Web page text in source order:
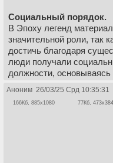
Социальный порядок.
В Эпоху легенд
значительной роли, так
достичь благодаря
люди получали
должности,
получить третье имя в
их государственной
Аноним 26/03/25 Срд 10:35:31
166Кб, 885x1080 77Кб, 473x384